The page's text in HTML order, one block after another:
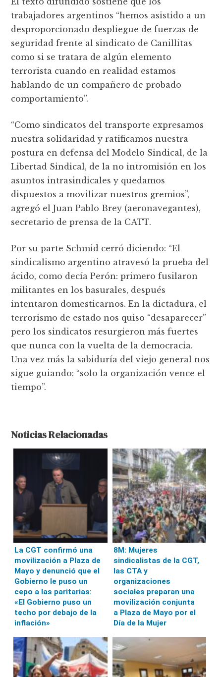
trabajadores argentinos “hemos asistido a un
desproporcionado despliegue de fuerzas de
seguridad frente al sindicato de Canillitas
como si se tratara de algún elemento
terrorista cuando en realidad estamos
hablando de un compañero de probado
comportamiento”.
“Como sindicatos del transporte expresamos
nuestra solidaridad y ratificamos nuestra
postura en defensa del Modelo Sindical, de la
Libertad Sindical, de la no intromisión en los
asuntos intrasindicales y quedamos
dispuestos a movilizar nuestros gremios”,
agregó el Juan Pablo Brey (aeronavegantes),
secretario de prensa de la CATT.
Por su parte Schmid cerró diciendo: “El
sindicalismo argentino atravesó la prueba del
ácido, como decía Perón: primero fusilaron
militantes en los basurales, después
intentaron domesticarnos. En la dictadura, el
terrorismo de estado nos quiso “desaparecer”
pero los sindicatos resurgieron más fuertes
que nunca con la vuelta de la democracia.
Una vez más la sabiduría del viejo general nos
sigue guiando: “solo la organización vence el
tiempo”.
Noticias Relacionadas
La CGT confirmó una
movilización a Plaza de
Mayo y denunció que el
Gobierno le puso un
cepo a las paritarias:
«El Gobierno puso un
techo por debajo de la
inflación»
8M: Mujeres
sindicalistas de la CGT,
las CTA y
organizaciones
sociales preparan una
movilización conjunta
a Plaza de Mayo por el
Día de la Mujer